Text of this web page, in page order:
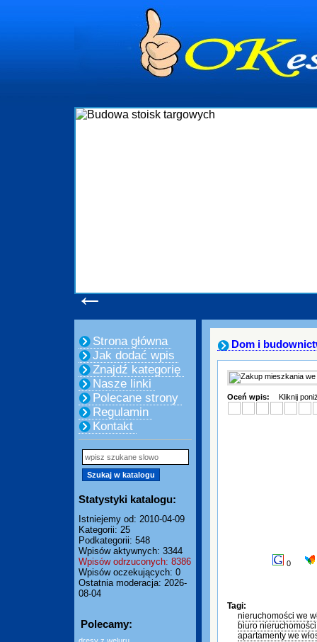
←
Strona główna
Jak dodać wpis
Znajdź kategorię
Nasze linki
Polecane strony
Regulamin
Kontakt
Statystyki katalogu:
Istniejemy od: 2010-04-09
Kategorii: 25
Podkategorii: 548
Wpisów aktywnych: 3344
Wpisów odrzuconych: 8386
Wpisów oczekujących: 0
Ostatnia moderacja: 2026-
08-04
Polecamy:
Dom i
Oceń wpis: Kliknij
0
Tagi:
nieruchomości we
biuro
apartamenty we